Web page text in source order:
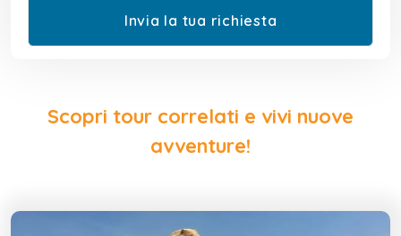
Scopri tour correlati e vivi nuove
avventure!